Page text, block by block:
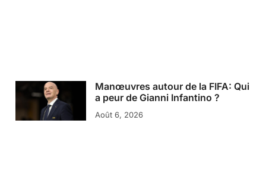
Manœuvres autour de la FIFA: Qui
a peur de Gianni Infantino ?
Août 6, 2026